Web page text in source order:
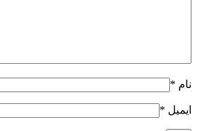
نام *
ایمیل *